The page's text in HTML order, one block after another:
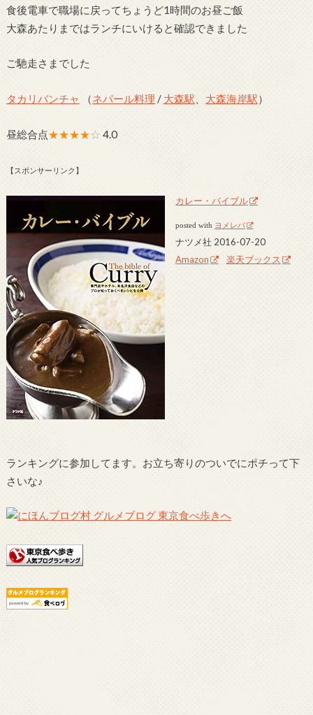
食後電車で職場に戻ってちょうど1時間のお昼ご飯
大森あたりまではランチにいけると確認できました
ご馳走さまでした
タカリバンチャ （ネパール料理 / 大森駅 大森海岸駅）
昼総合点★★★★☆ 4.0
【スポンサーリンク】
カレー・バイブル
posted with ヨメレバ
ナツメ社 2016-07-20
Amazon
楽天ブックス
ランキングに参加してます。お立ち寄りのついでにポチって下
さいな♪